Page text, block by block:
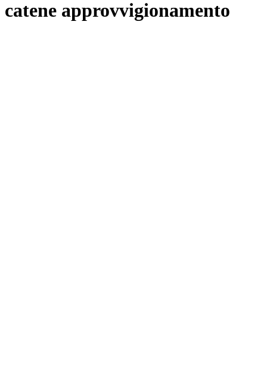
catene approvvigionamento